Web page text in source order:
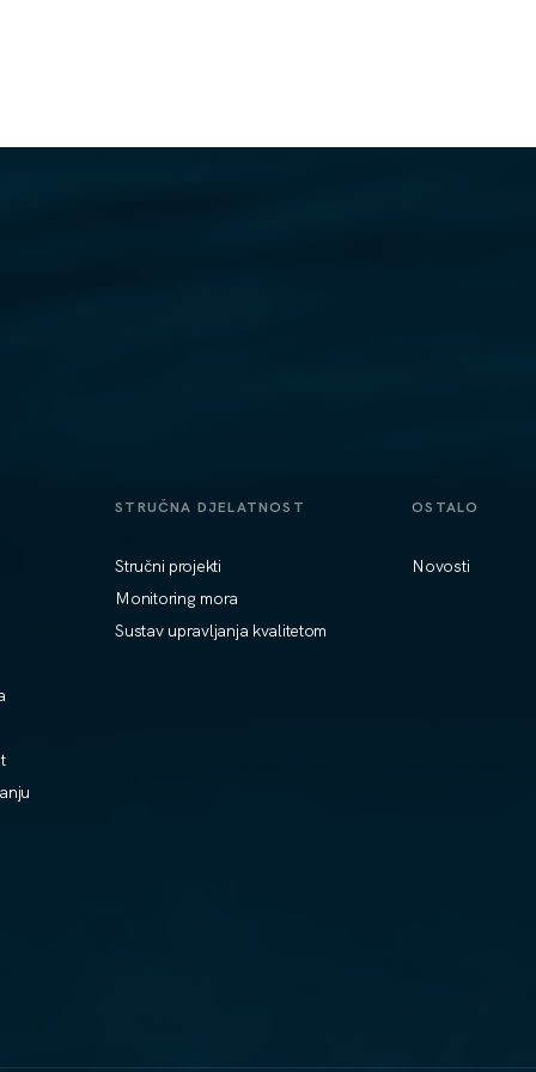
STRUČNA DJELATNOST
Stručni projekti
Monitoring mora
Sustav upravljanja kvalitetom
OSTALO
Novosti